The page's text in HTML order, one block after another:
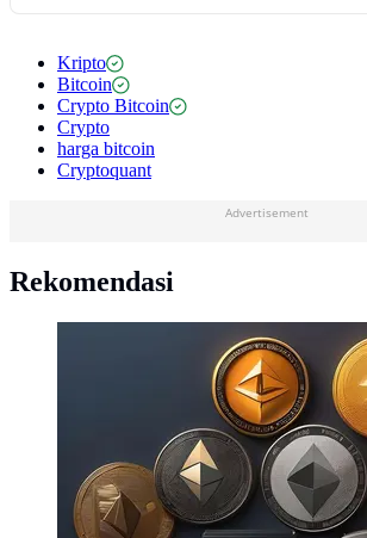
Kripto
Bitcoin
Crypto Bitcoin
Crypto
harga bitcoin
Cryptoquant
Advertisement
Rekomendasi